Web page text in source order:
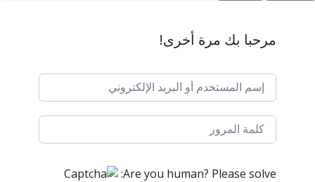
مرحبا بك مرة أخرى!
Are you human? Please solve: